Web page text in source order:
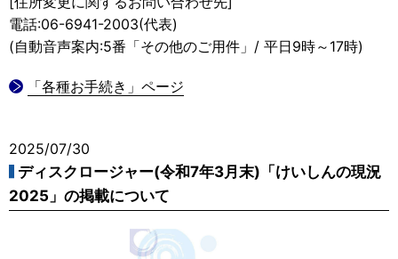
電話:06-6941-2003(代表)
(自動音声案内:5番「その他のご用件」/ 平日9時～17時)
「各種お手続き」ページ
2025/07/30
ディスクロージャー(令和7年3月末)「けいしんの現況
2025」の掲載について